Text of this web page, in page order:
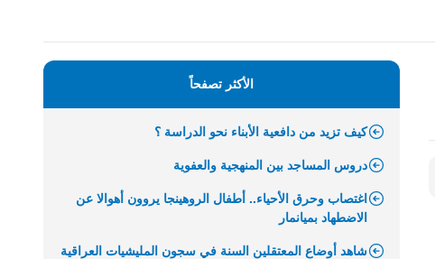
الأكثر تصفحاً
كيف تزيد من دافعية الأبناء نحو الدراسة ؟
دروس المساجد بين المنهجية والعفوية
اغتصاب وحرق الأحياء.. أطفال الروهينجا يروون أهوالا عن
الاضطهاد بميانمار
شاهد أوضاع المعتقلين السنة في سجون المليشيات العراقية